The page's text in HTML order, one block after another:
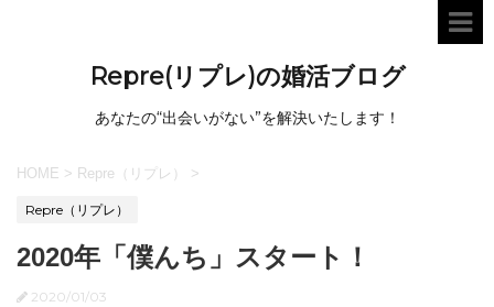
Repre(リプレ)の婚活ブログ
あなたの“出会いがない”を解決いたします！
HOME > Repre（リプレ） >
Repre（リプレ）
2020年「僕んち」スタート！
2020/01/03